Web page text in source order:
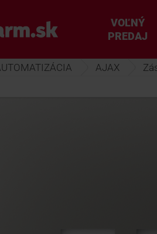
VOĽNÝ
PREDAJ
AJAX